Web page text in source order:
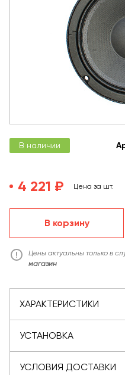
В наличии
4 221 ₽ Цена за шт.
В корзину
Цены актуальны только в
магазин
ХАРАКТЕРИСТИКИ
УСТАНОВКА
УСЛОВИЯ ДОСТАВКИ